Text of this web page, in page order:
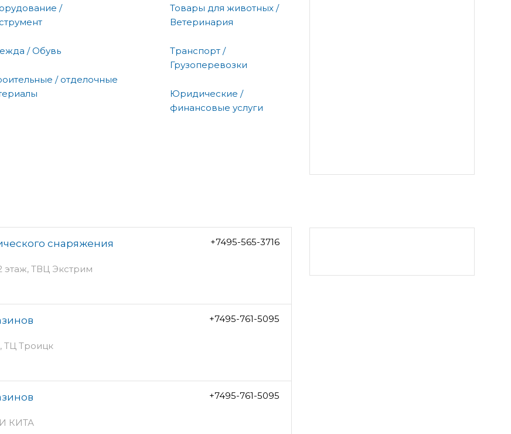
/
/ Обувь
/ отделочные
Товары для животных /
Ветеринария
Транспорт /
Грузоперевозки
Юридические /
финансовые услуги
снаряжения
этаж, ТВЦ Экстрим
+7495-565-3716
ТЦ Троицк
+7495-761-5095
КИТА
+7495-761-5095